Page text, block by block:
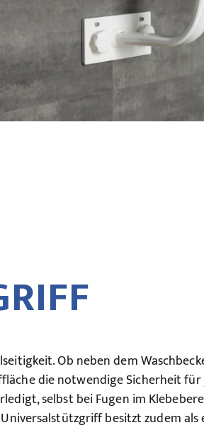
Ob neben dem
die notwendige Sicherheit
selbst bei Fugen im
besitzt zudem